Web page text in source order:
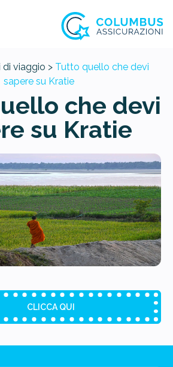
di viaggio > Tutto quello che devi
sapere su Kratie
che devi
su Kratie
CLICCA QUI